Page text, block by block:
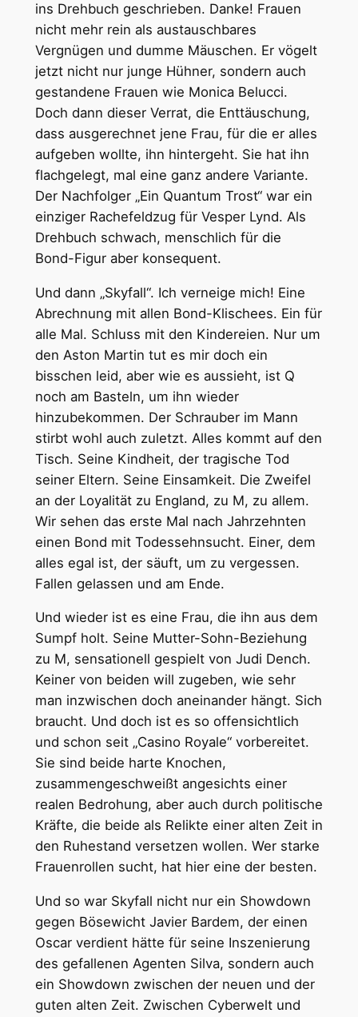
ins Drehbuch geschrieben. Danke! Frauen
nicht mehr rein als austauschbares
Vergnügen und dumme Mäuschen. Er vögelt
jetzt nicht nur junge Hühner, sondern auch
gestandene Frauen wie Monica Belucci.
Doch dann dieser Verrat, die Enttäuschung,
dass ausgerechnet jene Frau, für die er alles
aufgeben wollte, ihn hintergeht. Sie hat ihn
flachgelegt, mal eine ganz andere Variante.
Der Nachfolger „Ein Quantum Trost“ war ein
einziger Rachefeldzug für Vesper Lynd. Als
Drehbuch schwach, menschlich für die
Bond-Figur aber konsequent.
Und dann „Skyfall“. Ich verneige mich! Eine
Abrechnung mit allen Bond-Klischees. Ein für
alle Mal. Schluss mit den Kindereien. Nur um
den Aston Martin tut es mir doch ein
bisschen leid, aber wie es aussieht, ist Q
noch am Basteln, um ihn wieder
hinzubekommen. Der Schrauber im Mann
stirbt wohl auch zuletzt. Alles kommt auf den
Tisch. Seine Kindheit, der tragische Tod
seiner Eltern. Seine Einsamkeit. Die Zweifel
an der Loyalität zu England, zu M, zu allem.
Wir sehen das erste Mal nach Jahrzehnten
einen Bond mit Todessehnsucht. Einer, dem
alles egal ist, der säuft, um zu vergessen.
Fallen gelassen und am Ende.
Und wieder ist es eine Frau, die ihn aus dem
Sumpf holt. Seine Mutter-Sohn-Beziehung
zu M, sensationell gespielt von Judi Dench.
Keiner von beiden will zugeben, wie sehr
man inzwischen doch aneinander hängt. Sich
braucht. Und doch ist es so offensichtlich
und schon seit „Casino Royale“ vorbereitet.
Sie sind beide harte Knochen,
zusammengeschweißt angesichts einer
realen Bedrohung, aber auch durch politische
Kräfte, die beide als Relikte einer alten Zeit in
den Ruhestand versetzen wollen. Wer starke
Frauenrollen sucht, hat hier eine der besten.
Und so war Skyfall nicht nur ein Showdown
gegen Bösewicht Javier Bardem, der einen
Oscar verdient hätte für seine Inszenierung
des gefallenen Agenten Silva, sondern auch
ein Showdown zwischen der neuen und der
guten alten Zeit. Zwischen Cyberwelt und